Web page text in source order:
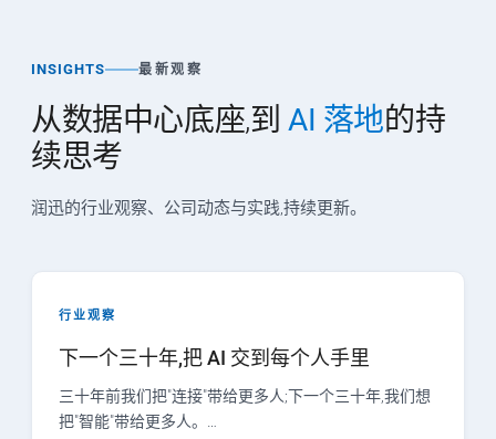
INSIGHTS 最新观察
从数据中心底座,到AI 落地的持
续思考
润迅的行业观察、公司动态与实践,持续更新。
行业观察
下一个三十年,把 AI 交到每个人手里
三十年前我们把"连接"带给更多人;下一个三十年,我们想
把"智能"带给更多人。…